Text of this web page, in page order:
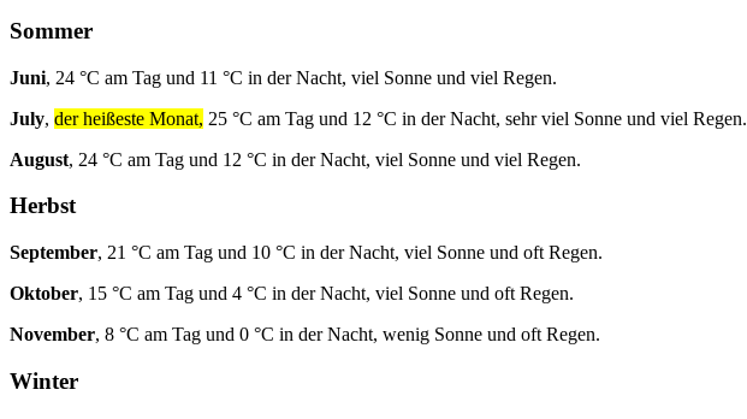
Sommer
Juni, 24 °C am Tag und 11 °C in der Nacht, viel Sonne und viel Regen.
July, der heißeste Monat, 25 °C am Tag und 12 °C in der Nacht, sehr viel Sonne und viel Regen.
August, 24 °C am Tag und 12 °C in der Nacht, viel Sonne und viel Regen.
Herbst
September, 21 °C am Tag und 10 °C in der Nacht, viel Sonne und oft Regen.
Oktober, 15 °C am Tag und 4 °C in der Nacht, viel Sonne und oft Regen.
November, 8 °C am Tag und 0 °C in der Nacht, wenig Sonne und oft Regen.
Winter